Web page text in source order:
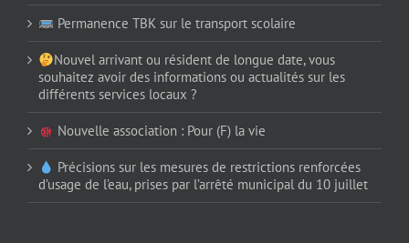
Permanence TBK sur le transport scolaire
Nouvel arrivant ou résident de longue date, vous
souhaitez avoir des informations ou actualités sur les
différents services locaux ?
Nouvelle association : Pour (F) la vie
Précisions sur les mesures de restrictions renforcées
d’usage de l’eau, prises par l’arrêté municipal du 10 juillet